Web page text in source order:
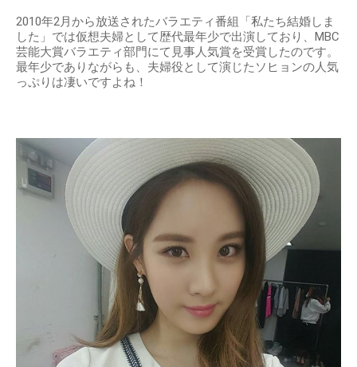
2010年2月から放送されたバラエティ番組「私たち結婚しま
した」では仮想夫婦として歴代最年少で出演しており、MBC
芸能大賞バラエティ部門にて見事人気賞を受賞したのです。
最年少でありながらも、夫婦役として演じたソヒョンの人気
っぷりは凄いですよね！